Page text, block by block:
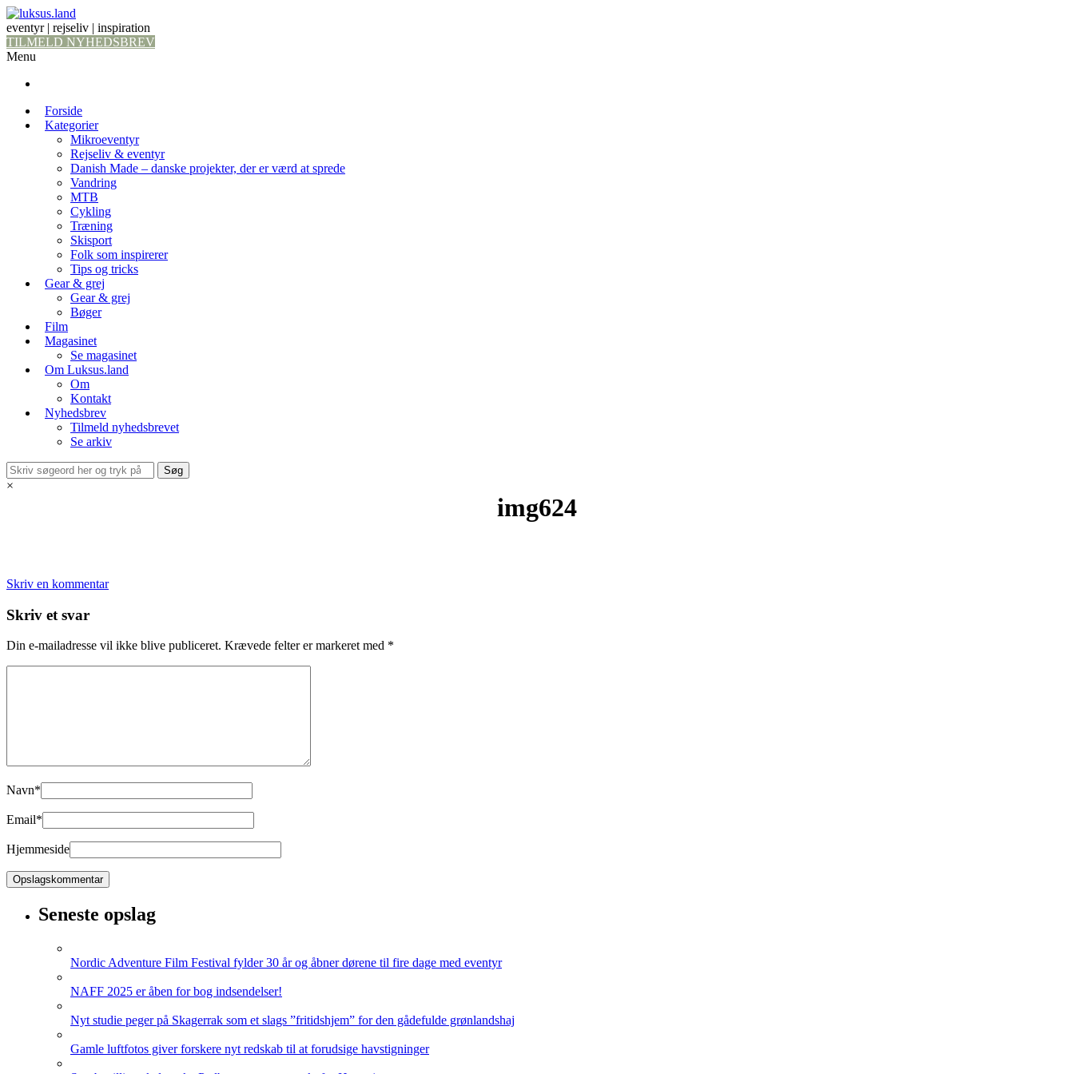
eventyr | rejseliv | inspiration
TILMELD NYHEDSBREV
Menu
Forside
Kategorier
Mikroeventyr
Rejseliv & eventyr
Danish Made – danske projekter, der er værd at sprede
Vandring
MTB
Cykling
Træning
Skisport
Folk som inspirerer
Tips og tricks
Gear & grej
Gear & grej
Bøger
Film
Magasinet
Se magasinet
Om Luksus.land
Om
Kontakt
Nyhedsbrev
Tilmeld nyhedsbrevet
Se arkiv
×
img624
Skriv en kommentar
Skriv et svar
Din e-mailadresse vil ikke blive publiceret. Krævede felter er markeret med *
Navn*
Email*
Hjemmeside
Seneste opslag
Nordic Adventure Film Festival fylder 30 år og åbner dørene til fire dage med eventyr
NAFF 2025 er åben for bog indsendelser!
Nyt studie peger på Skagerrak som et slags ”fritidshjem” for den gådefulde grønlandshaj
Gamle luftfotos giver forskere nyt redskab til at forudsige havstigninger